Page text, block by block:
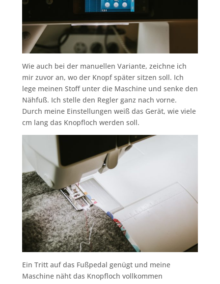
Wie auch bei der manuellen Variante, zeichne ich
mir zuvor an, wo der Knopf später sitzen soll. Ich
lege meinen Stoff unter die Maschine und senke den
Nähfuß. Ich stelle den Regler ganz nach vorne.
Durch meine Einstellungen weiß das Gerät, wie viele
cm lang das Knopfloch werden soll.
Ein Tritt auf das Fußpedal genügt und meine
Maschine näht das Knopfloch vollkommen